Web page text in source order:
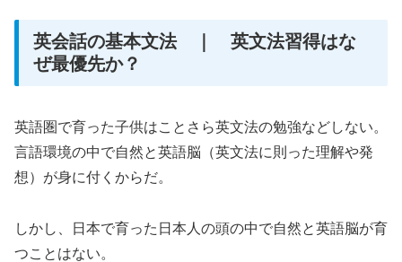
英会話の基本文法 ｜ 英文法習得はな
ぜ最優先か？
英語圏で育った子供はことさら英文法の勉強などしない。
言語環境の中で自然と英語脳（英文法に則った理解や発
想）が身に付くからだ。
しかし、日本で育った日本人の頭の中で自然と英語脳が育
つことはない。